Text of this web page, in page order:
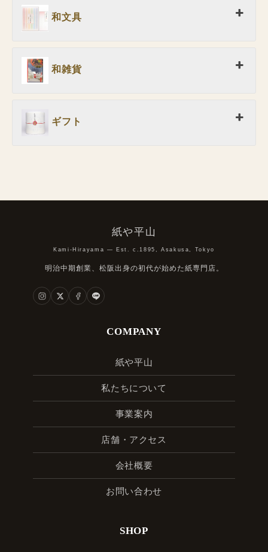
和文具
和雑貨
ギフト
紙や平山
Kami-Hirayama — Est. c.1895, Asakusa, Tokyo
明治中期創業、松阪出身の初代が始めた紙専門店。
COMPANY
紙や平山
私たちについて
事業案内
店舗・アクセス
会社概要
お問い合わせ
SHOP